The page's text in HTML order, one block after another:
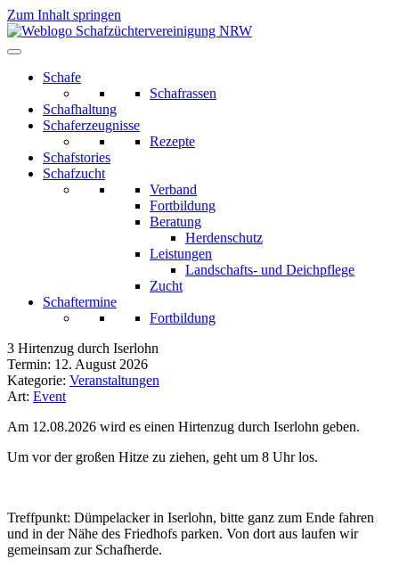
Zum Inhalt springen
Schafe
Schafrassen
Schafhaltung
Schaferzeugnisse
Rezepte
Schafstories
Schafzucht
Verband
Fortbildung
Beratung
Herdenschutz
Leistungen
Landschafts- und Deichpflege
Zucht
Schaftermine
Fortbildung
3 Hirtenzug durch Iserlohn
Termin: 12. August 2026
Kategorie: Veranstaltungen
Art: Event
Am 12.08.2026 wird es einen Hirtenzug durch Iserlohn geben.
Um vor der großen Hitze zu ziehen, geht um 8 Uhr los.
Treffpunkt: Dümpelacker in Iserlohn, bitte ganz zum Ende fahren
und in der Nähe des Friedhofs parken. Von dort aus laufen wir
gemeinsam zur Schafherde.